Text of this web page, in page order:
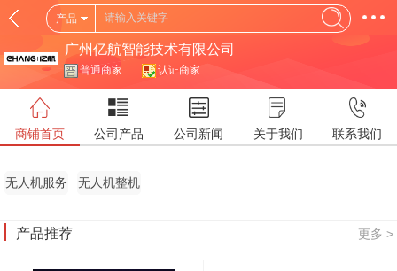
产品
广州亿航智能技术有限公司
普通商家 认证商家
商铺首页 公司产品 公司新闻 关于我们 联系我们
无人机服务 无人机整机
产品推荐 更多 >